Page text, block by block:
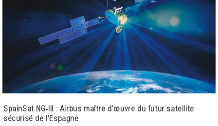
SpainSat NG‑III : Airbus maître d’œuvre du futur satellite
sécurisé de l’Espagne